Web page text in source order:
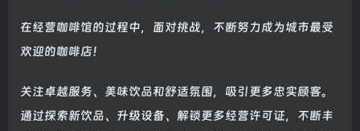
在经营咖啡馆的过程中，面对挑战，不断努力成为城市最受
欢迎的咖啡店！
关注卓越服务、美味饮品和舒适氛围，吸引更多忠实顾客。
通过探索新饮品、升级设备、解锁更多经营许可证，不断丰